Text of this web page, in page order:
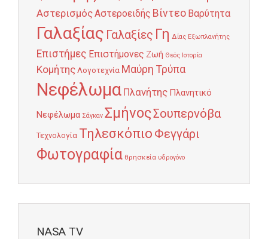
ΑστερισμόςΑστεροειδής Βίντεο Βαρύτητα
Γαλαξίας Γαλαξίες Γη Δίας Εξωπλανήτης
Επιστήμες Επιστήμονες Ζωή Θεός Ιστορία
Κομήτης Λογοτεχνία Μαύρη Τρύπα
Νεφέλωμα Πλανήτης Πλανητικό
Νεφέλωμα Σάγκαν ΣμήνοςΣουπερνόβα
Τεχνολογία Τηλεσκόπιο Φεγγάρι
Φωτογραφία θρησκεία υδρογόνο
NASA TV